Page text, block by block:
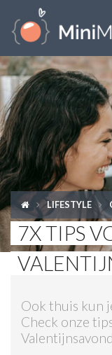
ZWANGER WORDEN
ZWANGER
BABY
PEUTER
KIND
LIFESTYLE
SHOPS
ACTIES & KORTING
LIFESTYLE
7X TIPS
Ook thuis kun
Check onze